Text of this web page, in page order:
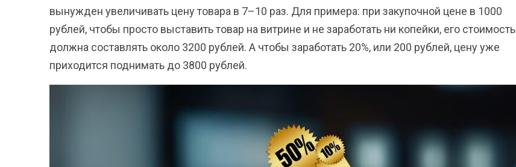
вынужден увеличивать цену товара в 7–10 раз. Для примера: при закупочной цене в 1000
рублей, чтобы просто выставить товар на витрине и не заработать ни копейки, его стоимость
должна составлять около 3200 рублей. А чтобы заработать 20%, или 200 рублей, цену уже
приходится поднимать до 3800 рублей.